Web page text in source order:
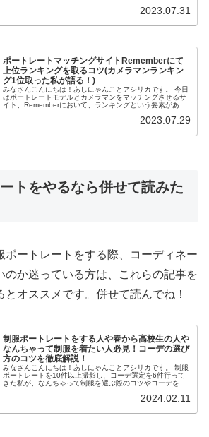
2023.07.31
ポートレートマッチングサイトRememberにて
上位ランキングを取るコツ(カメラマンランキン
グ1位取った私が語る！)
みなさんこんにちは！あしにゃんことアシリカです。 今日
はポートレートモデルとカメラマンをマッチングさせるサ
イト、Rememberにおいて、ランキングという要素があり
2023.07.29
トをやるなら併せて読みた
ポートレートをする際、コーディネー
のか迷っている方は、これらの記事を
オススメです。併せて読んでね！
制服ポートレートをする人や春から高校生の人や
なんちゃって制服を着たい人必見！コーデの選び
方のコツを徹底解説！
みなさんこんにちは！あしにゃんことアシリカです。 制服
ポートレートを10件以上撮影し、コーデ選定を6件行って
きた私が、なんちゃって制服を選ぶ際のコツやコーデを選
2024.02.11